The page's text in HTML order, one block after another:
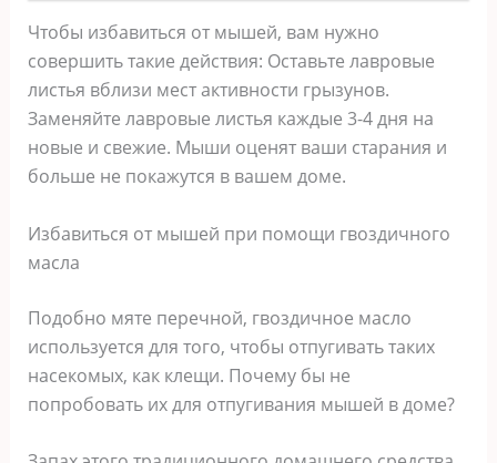
Чтобы избавиться от мышей, вам нужно
совершить такие действия: Оставьте лавровые
листья вблизи мест активности грызунов.
Заменяйте лавровые листья каждые 3-4 дня на
новые и свежие. Мыши оценят ваши старания и
больше не покажутся в вашем доме.
Избавиться от мышей при помощи гвоздичного
масла
Подобно мяте перечной, гвоздичное масло
используется для того, чтобы отпугивать таких
насекомых, как клещи. Почему бы не
попробовать их для отпугивания мышей в доме?